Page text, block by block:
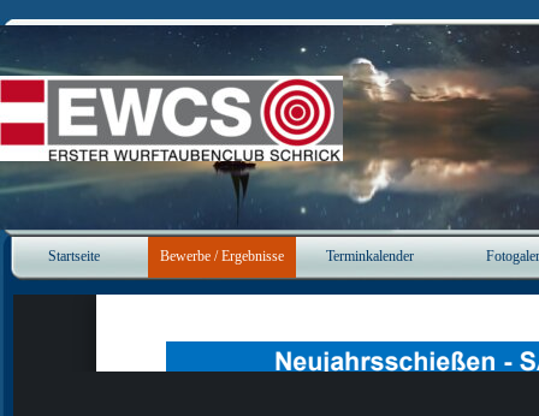
Startseite Bewerbe / Ergebnisse ▼
Terminkalender ▼